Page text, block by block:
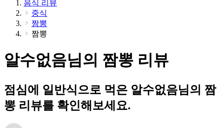
음식 리뷰
중식
짬뽕
짬뽕
알수없음님의 짬뽕 리뷰
점심에 일반식으로 먹은 알수없음님의 짬
뽕 리뷰를 확인해보세요.